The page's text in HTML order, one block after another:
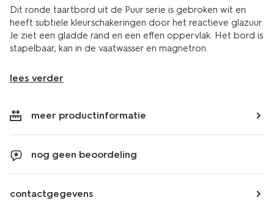
Dit ronde taartbord uit de Puur serie is gebroken wit en
heeft subtiele kleurschakeringen door het reactieve glazuur.
Je ziet een gladde rand en een effen oppervlak. Het bord is
stapelbaar, kan in de vaatwasser en magnetron.
lees verder
meer productinformatie
nog geen beoordeling
contactgegevens